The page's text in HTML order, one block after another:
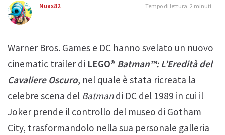
Nuas82 Tempo di lettura: 2 minuti
Warner Bros. Games e DC hanno svelato un nuovo
cinematic trailer di LEGO® Batman™: L’Eredità del
Cavaliere Oscuro, nel quale è stata ricreata la
celebre scena del Batmandi DC del 1989 in cui il
Joker prende il controllo del museo di Gotham
City, trasformandolo nella sua personale galleria